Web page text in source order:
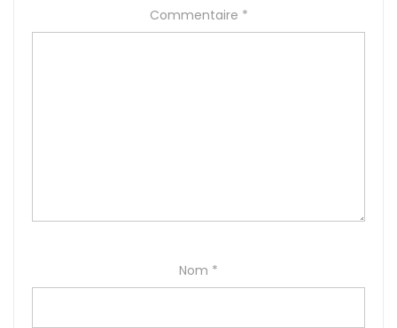
Commentaire *
Nom *